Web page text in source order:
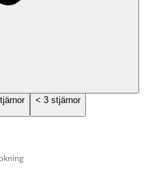
< 3 stjärnor